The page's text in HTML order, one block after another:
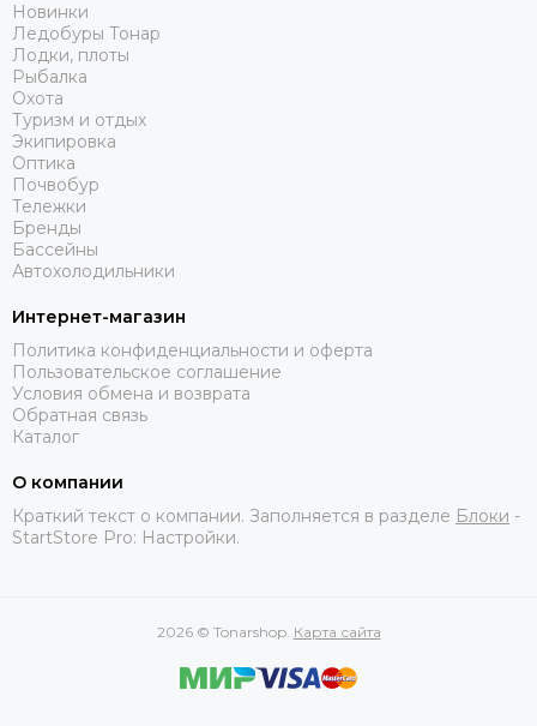
Новинки
Ледобуры Тонар
Лодки, плоты
Рыбалка
Охота
Туризм и отдых
Экипировка
Оптика
Почвобур
Тележки
Бренды
Бассейны
Автохолодильники
Интернет-магазин
Политика конфиденциальности и оферта
Пользовательское соглашение
Условия обмена и возврата
Обратная связь
Каталог
О компании
Краткий текст о компании. Заполняется в разделе Блоки -
StartStore Pro: Настройки.
2026 © Tonarshop. Карта сайта